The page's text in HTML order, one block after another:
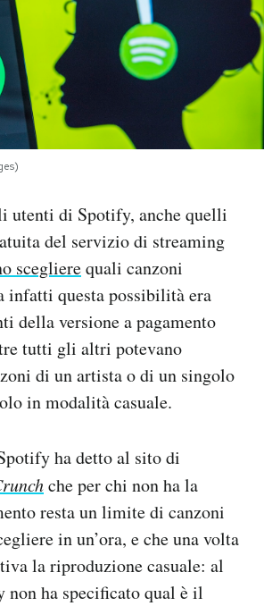
aiuto?
utenti di Spotify, anche quelli
del servizio di streaming
sceglierequali canzoni
infatti questa possibilità era
della versione a pagamento
tutti gli altri potevano
di un artista o di un singolo
in modalità casuale.
ha detto al sito di
che per chi non ha la
resta un limite di canzoni
in un’ora, e che una volta
la riproduzione casuale: al
non ha specificato qual è il